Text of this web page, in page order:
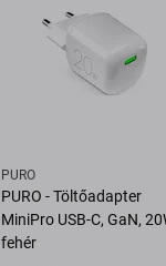
PURO
PURO - Töltőadapter
MiniPro USB-C, GaN,
fehér